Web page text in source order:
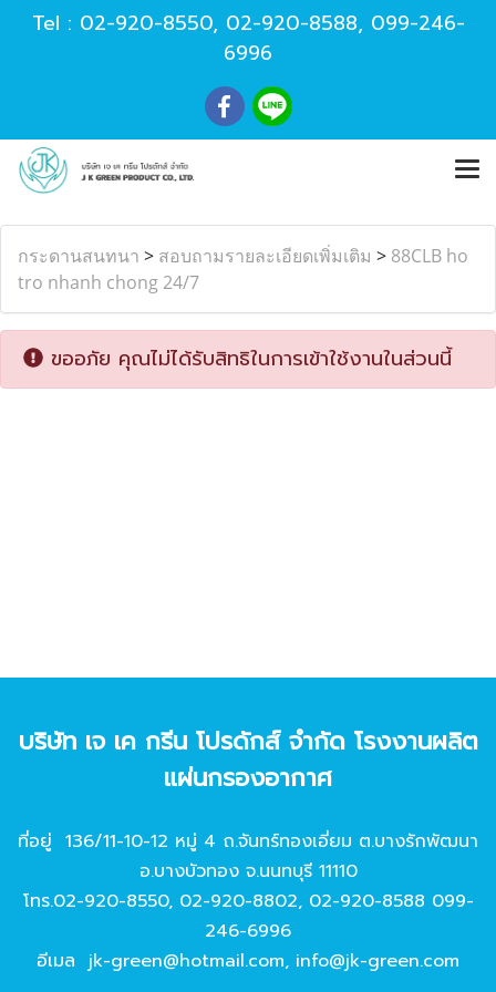
Tel : 02-920-8550, 02-920-8588, 099-246-
6996
กระดานสนทนา > สอบถามรายละเอียดเพิ่มเติม > 88CLB ho
tro nhanh chong 24/7
ขออภัย คุณไม่ได้รับสิทธิในการเข้าใช้งานในส่วนนี้
บริษัท เจ เค กรีน โปรดักส์ จํากัด โรงงานผลิต
แผ่นกรองอากาศ
ที่อยู่ 136/11-10-12 หมู่ 4 ถ.จันทร์ทองเอี่ยม ต.บางรักพัฒนา
อ.บางบัวทอง จ.นนทบุรี 11110
โทร.02-920-8550, 02-920-8802, 02-920-8588 099-
246-6996
อีเมล jk-green@hotmail.com, info@jk-green.com